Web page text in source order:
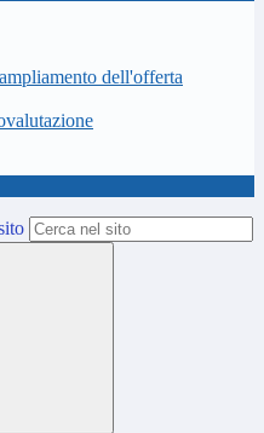
dell'offerta